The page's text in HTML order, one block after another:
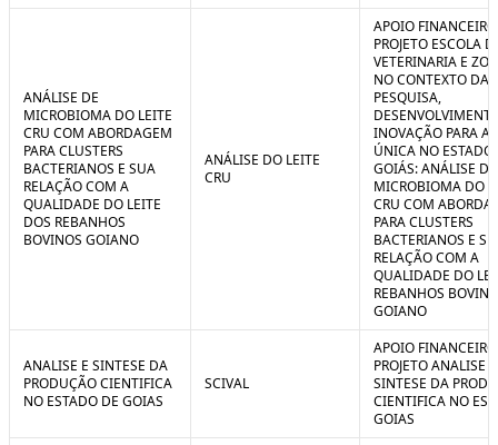
ANÁLISE DE
MICROBIOMA DO LEITE
CRU COM ABORDAGEM
PARA CLUSTERS
BACTERIANOS E SUA
RELAÇÃO COM A
QUALIDADE DO LEITE
DOS REBANHOS
BOVINOS GOIANO
ANÁLISE DO LEITE
CRU
APOIO
PROJETO ESCOLA
VETERINARIA E
NO CONTEXTO DA
PESQUISA,
INOVAÇÃO PARA A
ÚNICA NO ESTADO
GOIÁS: ANÁLISE DE
MICROBIOMA DO
CRU COM
PARA CLUSTERS
BACTERIANOS E
RELAÇÃO COM A
QUALIDADE DO
REBANHOS
GOIANO
ANALISE E SINTESE DA
PRODUÇÃO CIENTIFICA
NO ESTADO DE GOIAS
SCIVAL
APOIO
PROJETO ANALISE E
SINTESE DA
CIENTIFICA NO
GOIAS